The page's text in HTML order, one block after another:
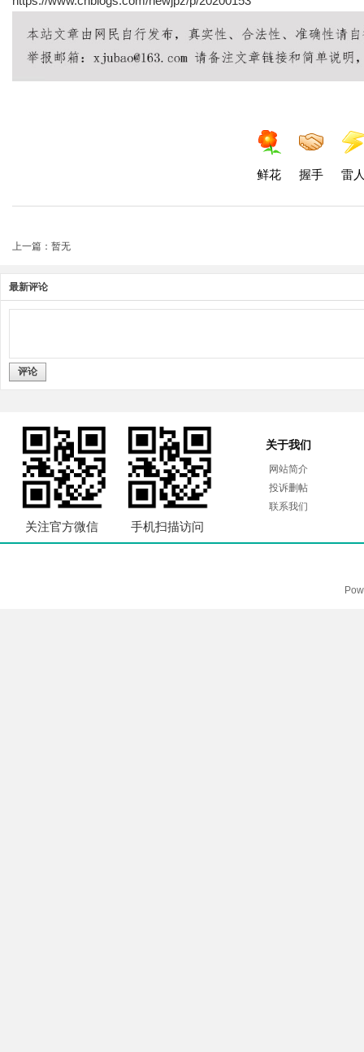
鲜花 握手 雷
上一篇：暂无
最新评论
评论
关注官方微信 手机扫描访问
关于我们
网站简介
投诉删帖
联系我们